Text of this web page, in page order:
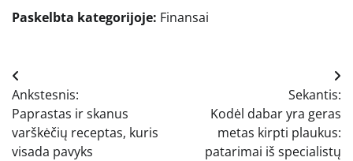
Paskelbta kategorijoje: Finansai
Navigacija
tarp
įrašų
Ankstesnis:
Paprastas ir skanus
varškėčių receptas, kuris
visada pavyks
Sekantis:
Kodėl dabar yra geras
metas kirpti plaukus:
patarimai iš specialistų